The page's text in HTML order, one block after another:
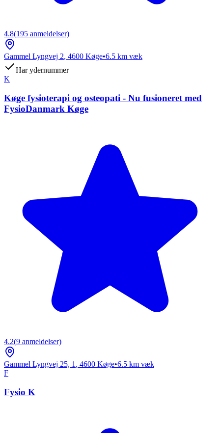
4.8(195 anmeldelser)
Gammel Lyngvej 2, 4600 Køge•6.5 km væk
Har ydernummer
K
Køge fysioterapi og osteopati - Nu fusioneret med
FysioDanmark Køge
4.2(9 anmeldelser)
Gammel Lyngvej 25, 1 , 4600 Køge•6.5 km væk
F
Fysio K